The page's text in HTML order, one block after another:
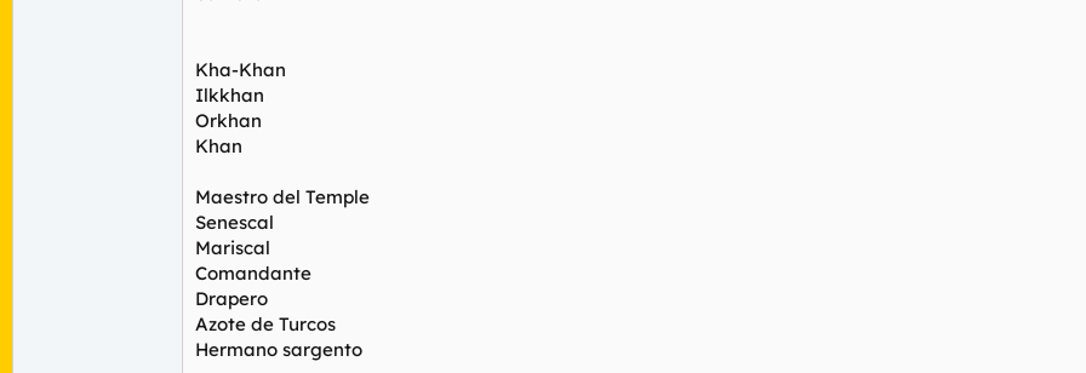
Kha-Khan
Ilkkhan
Orkhan
Khan
Maestro del Temple
Senescal
Mariscal
Comandante
Drapero
Azote de Turcos
Hermano sargento